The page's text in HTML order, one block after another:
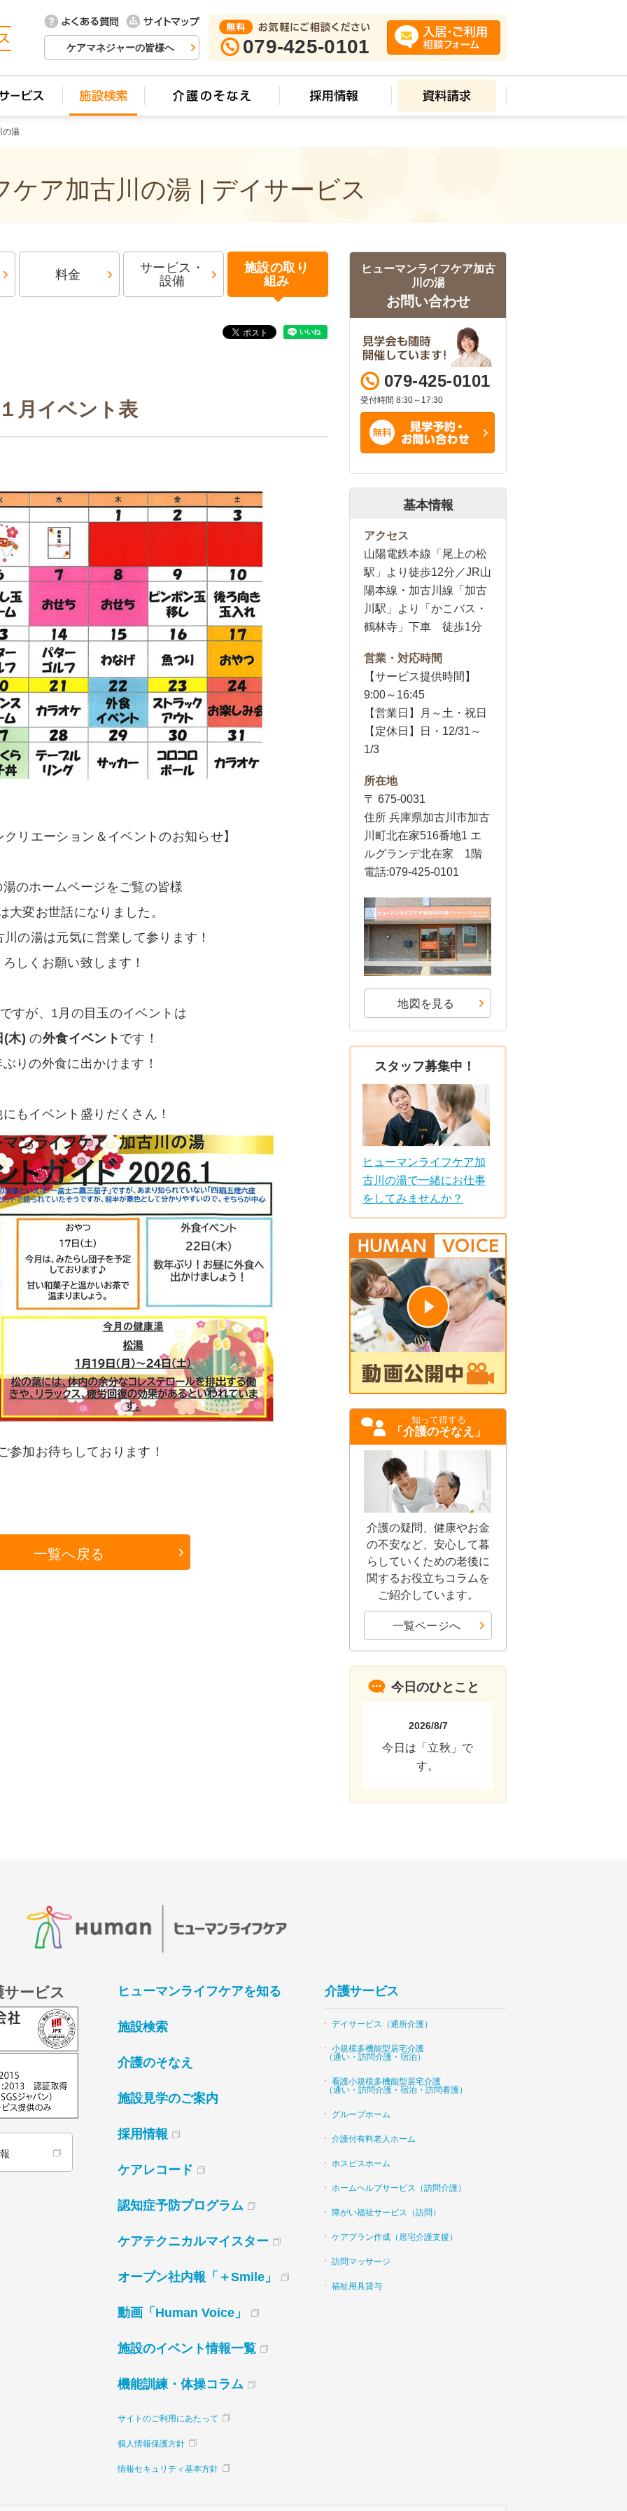
ケアマネジャーの皆様へ 079-425-0101
の湯
ケア加古川の湯 | デイサービス
料金
サービス・
設備
施設の取り
組み
月イベント表
リエーション＆イベントのお知らせ】
のホームページをご覧の皆様
大変お世話になりました。
の湯は元気に営業して参ります！
ろしくお願い致します！
すが、1月の目玉のイベントは
(木)の外食イベント です！
りの外食に出かけます！
もイベント盛りだくさん！
参加お待ちしております！
一覧へ戻る
ヒューマンライフケア加古
川の湯
お問い合わせ
079-425-0101
受付時間 8:30～17:30
基本情報
アクセス
山陽電鉄本線「尾上の松
駅」より徒歩12分／JR山
陽本線・加古川線「加古
川駅」より「かこバス・
鶴林寺」下車 徒歩1分
営業・対応時間
【サービス提供時間】
9:00～16:45
【営業日】月～土・祝日
【定休日】日・12/31～
1/3
所在地
〒 675-0031
住所 兵庫県加古川市加古
川町北在家516番地1 エ
ルグランデ北在家 1階
電話:079-425-0101
地図を見る
スタッフ募集中！
ヒューマンライフケア加
古川の湯で一緒にお仕事
をしてみませんか？
知って得する
「介護のそなえ」
介護の疑問、健康やお金
の不安など、安心して暮
らしていくための老後に
関するお役立ちコラムを
ご紹介しています。
一覧ページへ
今日のひとこと
2026/8/7
今日は「立秋」で
す。
ービス ヒューマンライフケアを知る
施設検索
介護のそなえ
施設見学のご案内
採用情報
ケアレコード
認知症予防プログラム
ケアテクニカルマイスター
オープン社内報「＋Smile」
動画「Human Voice」
施設のイベント情報一覧
機能訓練・体操コラム
サイトのご利用にあたって
個人情報保護方針
情報セキュリティ基本方針
介護サービス
デイサービス（通所介護）
小規模多機能型居宅介護
（通い・訪問介護・宿泊）
看護小規模多機能型居宅介護
（通い・訪問介護・宿泊・訪問看護）
グループホーム
介護付有料老人ホーム
ホスピスホーム
ホームヘルプサービス（訪問介護）
障がい福祉サービス（訪問）
ケアプラン作成（居宅介護支援）
訪問マッサージ
福祉用具貸与